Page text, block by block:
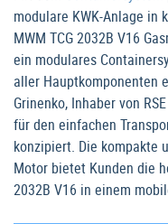
modulare KWK-Anlage in
MWM TCG 2032B V16
ein modulares
aller Hauptkomponenten
Grinenko, Inhaber von
für den einfachen
konzipiert. Die kompakte
Motor bietet Kunden die
2032B V16 in einem